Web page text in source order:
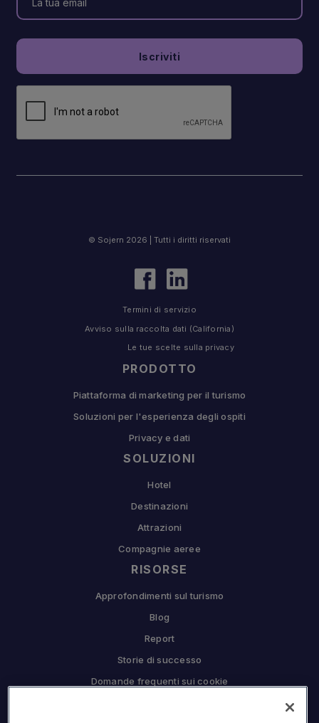
PRODOTTO
Piattaforma di marketing per il turismo
Soluzioni per l'esperienza degli ospiti
Privacy e dati
SOLUZIONI
Hotel
Destinazioni
Attrazioni
Compagnie aeree
RISORSE
Approfondimenti sul turismo
Blog
Report
Storie di successo
Domande frequenti sui cookie
© Sojern 2026 | Tutti i diritti riservati
Termini di servizio
Avviso sulla raccolta dati (California)
Le tue scelte sulla privacy